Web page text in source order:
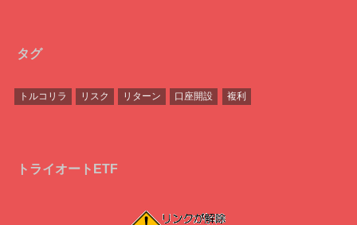
タグ
トルコリラ リスク リターン 口座開設 複利
トライオートETF